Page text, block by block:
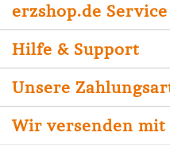
erzshop.de Service
Hilfe & Support
Unsere
Wir versenden mit